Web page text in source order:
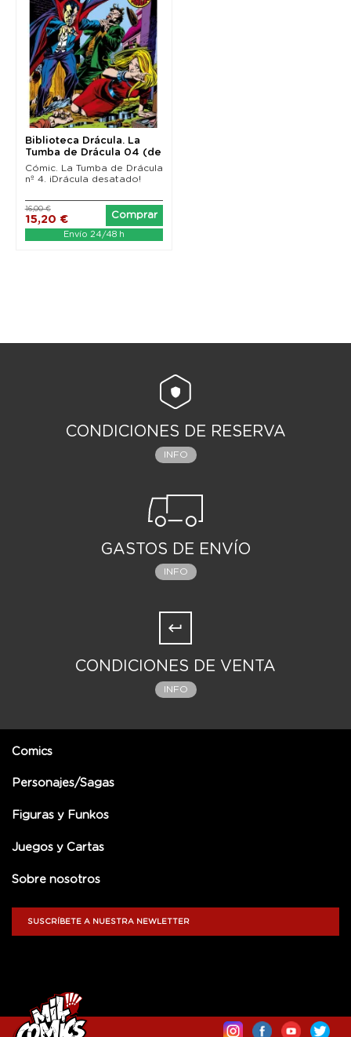
Biblioteca Drácula. La
Tumba de Drácula 04 (de
10) Edición...
Cómic. La Tumba de Drácula
nº 4. ¡Drácula desatado!
15,20 €
16,00 €
Comprar
Envío 24/48 h
CONDICIONES DE RESERVA
INFO
GASTOS DE ENVÍO
INFO
CONDICIONES DE VENTA
INFO
Comics
Personajes/Sagas
Figuras y Funkos
Juegos y Cartas
Sobre nosotros
SUSCRÍBETE A NUESTRA NEWLETTER